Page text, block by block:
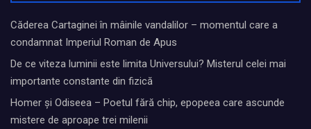
Căderea Cartaginei în mâinile vandalilor – momentul care a
condamnat Imperiul Roman de Apus
De ce viteza luminii este limita Universului? Misterul celei mai
importante constante din fizică
Homer și Odiseea – Poetul fără chip, epopeea care ascunde
mistere de aproape trei milenii